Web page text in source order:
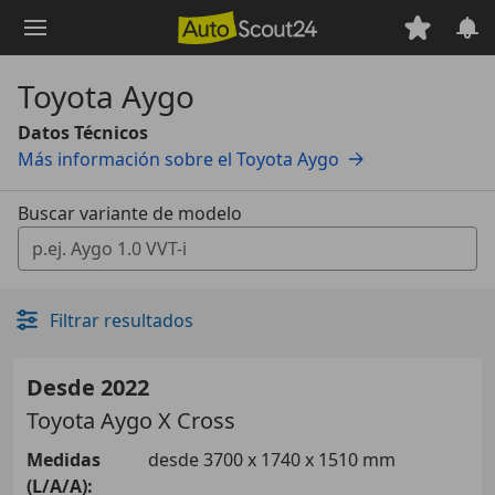
principal
Toyota Aygo
Datos Técnicos
Buscar variante de modelo
Más información sobre el Toyota Aygo
Filtrar resultados
Desde 2022
Toyota Aygo X Cross
Medidas
(L/A/A):
desde 3700 x 1740 x 1510 mm